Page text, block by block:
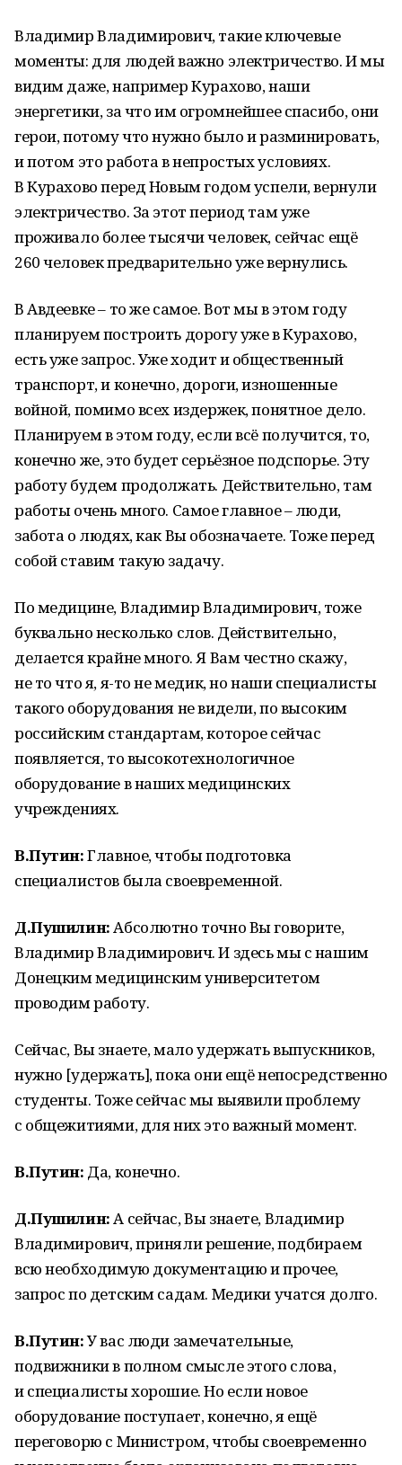
Владимир Владимирович, такие ключевые
моменты: для людей важно электричество. И мы
видим даже, например Курахово, наши
энергетики, за что им огромнейшее спасибо, они
герои, потому что нужно было и разминировать,
и потом это работа в непростых условиях.
В Курахово перед Новым годом успели, вернули
электричество. За этот период там уже
проживало более тысячи человек, сейчас ещё
260 человек предварительно уже вернулись.
В Авдеевке – то же самое. Вот мы в этом году
планируем построить дорогу уже в Курахово,
есть уже запрос. Уже ходит и общественный
транспорт, и конечно, дороги, изношенные
войной, помимо всех издержек, понятное дело.
Планируем в этом году, если всё получится, то,
конечно же, это будет серьёзное подспорье. Эту
работу будем продолжать. Действительно, там
работы очень много. Самое главное – люди,
забота о людях, как Вы обозначаете. Тоже перед
собой ставим такую задачу.
По медицине, Владимир Владимирович, тоже
буквально несколько слов. Действительно,
делается крайне много. Я Вам честно скажу,
не то что я, я-то не медик, но наши специалисты
такого оборудования не видели, по высоким
российским стандартам, которое сейчас
появляется, то высокотехнологичное
оборудование в наших медицинских
учреждениях.
В.Путин:Главное, чтобы подготовка
специалистов была своевременной.
Д.Пушилин:Абсолютно точно Вы говорите,
Владимир Владимирович. И здесь мы с нашим
Донецким медицинским университетом
проводим работу.
Сейчас, Вы знаете, мало удержать выпускников,
нужно [удержать], пока они ещё непосредственно
студенты. Тоже сейчас мы выявили проблему
с общежитиями, для них это важный момент.
В.Путин: Да, конечно.
Д.Пушилин:А сейчас, Вы знаете, Владимир
Владимирович, приняли решение, подбираем
всю необходимую документацию и прочее,
запрос по детским садам. Медики учатся долго.
В.Путин:У вас люди замечательные,
подвижники в полном смысле этого слова,
и специалисты хорошие. Но если новое
оборудование поступает, конечно, я ещё
переговорю с Министром, чтобы своевременно